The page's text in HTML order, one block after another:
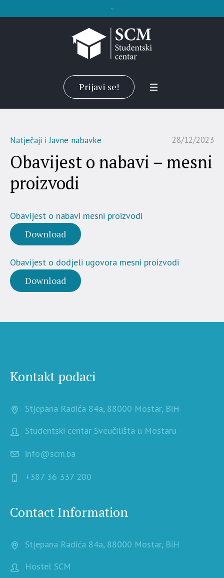
Prijavi se!
28/12/2023
Natječaji i Javne nabavke
Obavijest o nabavi – mesni
proizvodi
Obavijest o nabavi mesni proizvodi
Download
Obavijest o dodjeli ugovora mesni proizvodi
Download
Kontakt podaci
Stjepana Radića 84a, 88000 Mostar, BiH
Studentski centar Sveučilišta u Mostaru
info@scm.ba
+387 36 337 200
Contact Information
Stjepana Radića 84a, 88000 Mostar, BiH
Hostel SCM